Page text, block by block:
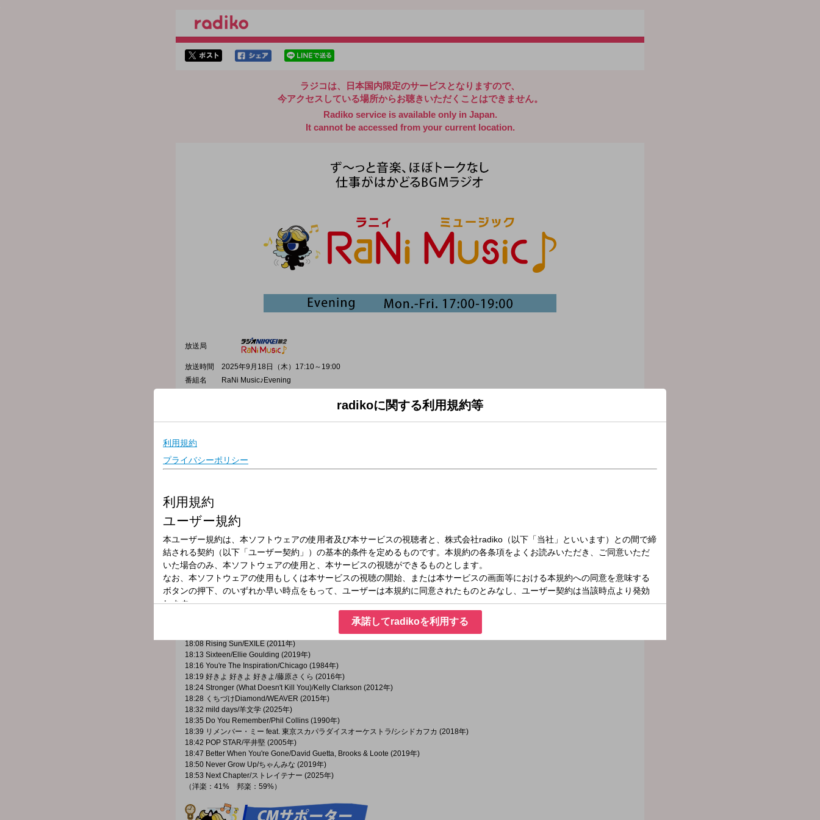
ラジコは、日本国内限定のサービスとなりますので、
今アクセスしている場所からお聴きいただくことはできません。
Radiko service is available only in Japan.
It cannot be accessed from your current location.
放送局
放送時間
2025年9月18日（木）17:10～19:00
番組名
RaNi Music♪Evening
▼この時間のプレイリスト▼
17:14 Never Surrender/Corey Hart (1985年)
17:23 Lady Lady/Olivia Dean (2025年)
17:26 ヒカリノアトリエ/Mr.Children (2017年)
17:31 RPG/SEKAI NO OWARI (2013年)
17:35 Can't Tame Her/Zara Larsson (2023年)
17:38 再会/Vaundy (2025年)
17:43 Drive/The Cars (1984年)
17:46 二酸化炭素/SHISHAMO (2020年)
17:52 Immortal Queen feat. Chaka Khan & Neneh Cherry/Sia (2024年)
18:04 A Whole New World/Peabo Bryson & Regina Bell (1992年)
18:08 Rising Sun/EXILE (2011年)
18:13 Sixteen/Ellie Goulding (2019年)
18:16 You're The Inspiration/Chicago (1984年)
18:19 好きよ 好きよ 好きよ/藤原さくら (2016年)
18:24 Stronger (What Doesn't Kill You)/Kelly Clarkson (2012年)
18:28 くちづけDiamond/WEAVER (2015年)
18:32 mild days/羊文学 (2025年)
18:35 Do You Remember/Phil Collins (1990年)
18:39 リメンバー・ミー feat. 東京スカパラダイスオーケストラ/シシドカフカ (2018年)
18:42 POP STAR/平井堅 (2005年)
18:47 Better When You're Gone/David Guetta, Brooks & Loote (2019年)
18:50 Never Grow Up/ちゃんみな (2019年)
18:53 Next Chapter/ストレイテナー (2025年)
（洋楽：41% 邦楽：59%）
radikoに関する利用規約等
承諾してradikoを利用する